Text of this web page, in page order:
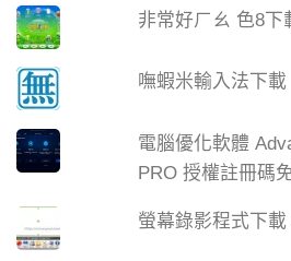
非常好ㄏㄠ 色8下
嘸蝦米輸入法下載
電腦優化軟體
PRO 授權註冊碼
螢幕錄影程式下